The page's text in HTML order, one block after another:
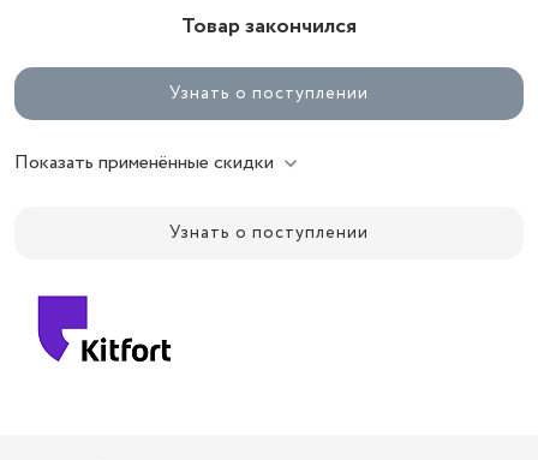
Товар закончился
Узнать о поступлении
Показать применённые скидки
Узнать о поступлении